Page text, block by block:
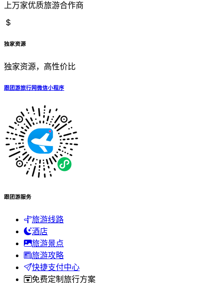
上万家优质旅游合作商
独家资源
独家资源，高性价比
跟团游旅行网微信小程序
跟团游服务
旅游线路
酒店
旅游景点
旅游攻略
快捷支付中心
免费定制旅行方案